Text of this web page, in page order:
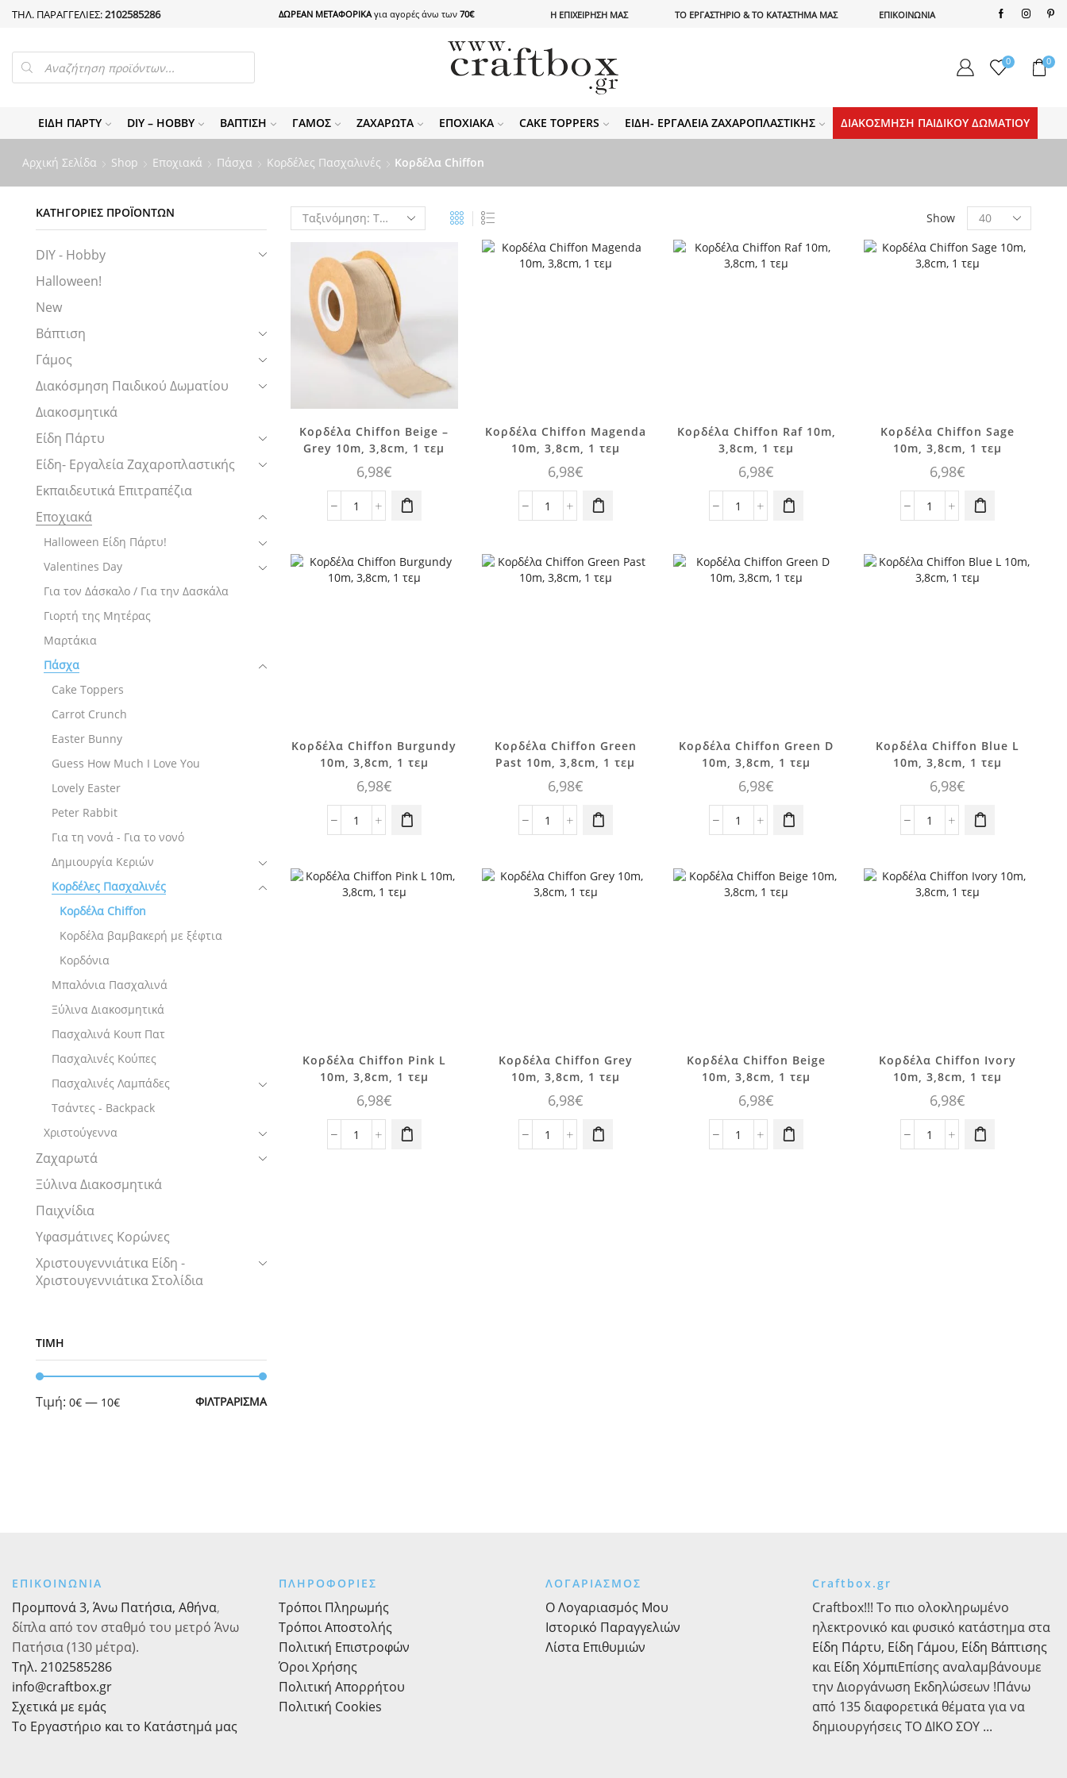
ΤΗΛ. ΠΑΡΑΓΓΕΛΙΕΣ:2102585286 ΔΩΡΕΑΝ ΜΕΤΑΦΟΡΙΚΑ για αγορές άνω των 70€ Η ΕΠΙΧΕΙΡΗΣΗ ΜΑΣ ΤΟ ΕΡΓΑΣΤΗΡΙΟ & ΤΟ ΚΑΤΑΣΤΗΜΑ ΜΑΣ ΕΠΙΚΟΙΝΩΝΙΑ
PRODUCTS
SEARCH 0 0
ΕΊΔΗ ΠΆΡΤΥ DIY – HOBBY ΒΆΠΤΙΣΗ ΓΆΜΟΣ ΖΑΧΑΡΩΤΆ ΕΠΟΧΙΑΚΆ CAKE TOPPERS ΕΊΔΗ- ΕΡΓΑΛΕΊΑ ΖΑΧΑΡΟΠΛΑΣΤΙΚΉΣ ΔΙΑΚΌΣΜΗΣΗ ΠΑΙΔΙΚΟΎ ΔΩΜΑΤΊΟΥ
Αρχική Σελίδα Shop Εποχιακά Πάσχα Κορδέλες Πασχαλινές Κορδέλα Chiffon
Show
Products
per
page
Κορδέλα Chiffon Beige –
Grey 10m, 3,8cm, 1 τεμ
6,98€
Κορδέλα
-
Grey
Κορδέλα Chiffon Magenda
10m, 3,8cm, 1 τεμ
6,98€
Κορδέλα
10m,
3,8cm,
Κορδέλα Chiffon Raf 10m,
3,8cm, 1 τεμ
6,98€
Κορδέλα
10m,
3,8cm,
Κορδέλα Chiffon Sage
10m, 3,8cm, 1 τεμ
6,98€
Κορδέλα
10m,
3,8cm,
Κορδέλα Chiffon Burgundy
10m, 3,8cm, 1 τεμ
6,98€
Κορδέλα
10m,
3,8cm,
Κορδέλα Chiffon Green
Past 10m, 3,8cm, 1 τεμ
6,98€
Κορδέλα
Past
10m,
Κορδέλα Chiffon Green D
10m, 3,8cm, 1 τεμ
6,98€
Κορδέλα
D
10m,
Κορδέλα Chiffon Blue L
10m, 3,8cm, 1 τεμ
6,98€
Κορδέλα
L
10m,
Κορδέλα Chiffon Pink L
10m, 3,8cm, 1 τεμ
6,98€
Κορδέλα
Κορδέλα Chiffon Grey
10m, 3,8cm, 1 τεμ
6,98€
Κορδέλα
Κορδέλα Chiffon Beige
10m, 3,8cm, 1 τεμ
6,98€
Κορδέλα
Κορδέλα Chiffon Ivory
10m, 3,8cm, 1 τεμ
6,98€
Κορδέλα
ΚΑΤΗΓΟΡΊΕΣ ΠΡΟΪΌΝΤΩΝ
DIY - Hobby
Halloween!
New
Βάπτιση
Γάμος
Διακόσμηση Παιδικού Δωματίου
Διακοσμητικά
Είδη Πάρτυ
Είδη- Εργαλεία Ζαχαροπλαστικής
Εκπαιδευτικά Επιτραπέζια
Εποχιακά
Halloween Είδη Πάρτυ!
Valentines Day
Για τον Δάσκαλο / Για την Δασκάλα
Γιορτή της Μητέρας
Μαρτάκια
Πάσχα
Cake Toppers
Carrot Crunch
Easter Bunny
Guess How Much I Love You
Lovely Easter
Peter Rabbit
Για τη νονά - Για το νονό
Δημιουργία Κεριών
Κορδέλες Πασχαλινές
Κορδέλα Chiffon
Κορδέλα βαμβακερή με ξέφτια
Κορδόνια
Μπαλόνια Πασχαλινά
Ξύλινα Διακοσμητικά
Πασχαλινά Κουπ Πατ
Πασχαλινές Κούπες
Πασχαλινές Λαμπάδες
Τσάντες - Backpack
Χριστούγεννα
Ζαχαρωτά
Ξύλινα Διακοσμητικά
Παιχνίδια
Υφασμάτινες Κορώνες
Χριστουγεννιάτικα Είδη -
Χριστουγεννιάτικα Στολίδια
ΤΙΜΉ
Ελάχιστη
Μέγιστη
ΦΙΛΤΡΆΡΙΣΜΑ
Τιμή: 0€ — 10€
ΕΠΙΚΟΙΝΩΝΙΑ
Προμπονά 3, Άνω Πατήσια, Αθήνα,
δίπλα από τον σταθμό του μετρό Άνω
Πατήσια (130 μέτρα).
Τηλ. 2102585286
info@craftbox.gr
Σχετικά με εμάς
Το Εργαστήριο και το Κατάστημά μας
ΠΛΗΡΟΦΟΡΙΕΣ
Τρόποι Πληρωμής
Τρόποι Αποστολής
Πολιτική Επιστροφών
Όροι Χρήσης
Πολιτική Απορρήτου
Πολιτική Cookies
ΛΟΓΑΡΙΑΣΜΟΣ
Ο Λογαριασμός Μου
Ιστορικό Παραγγελιών
Λίστα Επιθυμιών
Craftbox.gr
Craftbox!!! Το πιο ολοκληρωμένο
ηλεκτρονικό και φυσικό κατάστημα στα
Είδη Πάρτυ, Είδη Γάμου, Είδη Βάπτισης
και Είδη ΧόμπιΕπίσης αναλαμβάνουμε
την Διοργάνωση Εκδηλώσεων !Πάνω
από 135 διαφορετικά θέματα για να
δημιουργήσεις ΤΟ ΔΙΚΟ ΣΟΥ ...